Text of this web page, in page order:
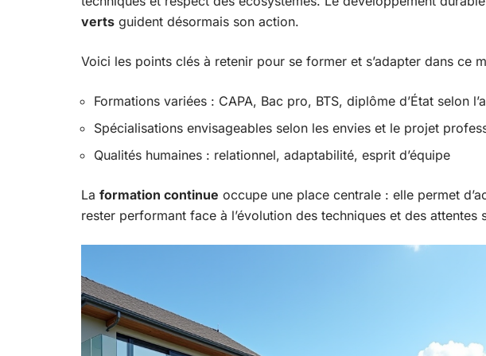
verts guident désormais son action.
Voici les points clés à retenir pour se former et s’adapter dans ce
Formations variées : CAPA, Bac pro, BTS, diplôme d’État selon
Spécialisations envisageables selon les envies et le projet
Qualités humaines : relationnel, adaptabilité, esprit d’équipe
La formation continue occupe une place centrale : elle permet
rester performant face à l’évolution des techniques et des attentes